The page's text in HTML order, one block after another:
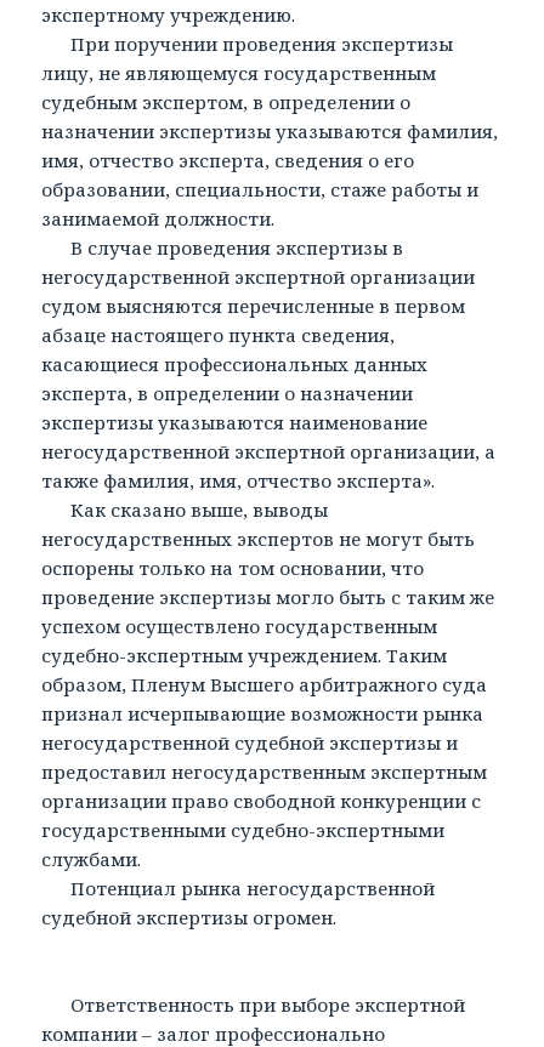
экспертному учреждению.
При поручении проведения экспертизы
лицу, не являющемуся государственным
судебным экспертом, в определении о
назначении экспертизы указываются фамилия,
имя, отчество эксперта, сведения о его
образовании, специальности, стаже работы и
занимаемой должности.
В случае проведения экспертизы в
негосударственной экспертной организации
судом выясняются перечисленные в первом
абзаце настоящего пункта сведения,
касающиеся профессиональных данных
эксперта, в определении о назначении
экспертизы указываются наименование
негосударственной экспертной организации, а
также фамилия, имя, отчество эксперта».
Как сказано выше, выводы
негосударственных экспертов не могут быть
оспорены только на том основании, что
проведение экспертизы могло быть с таким же
успехом осуществлено государственным
судебно-экспертным учреждением. Таким
образом, Пленум Высшего арбитражного суда
признал исчерпывающие возможности рынка
негосударственной судебной экспертизы и
предоставил негосударственным экспертным
организации право свободной конкуренции с
государственными судебно-экспертными
службами.
Потенциал рынка негосударственной
судебной экспертизы огромен.
Ответственность при выборе экспертной
компании – залог профессионально